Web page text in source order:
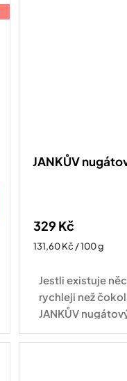
JANKŮV
329 Kč
Měrná
131,60 Kč / 100 g
Jestli existuje
rychleji než
JANKŮV
skleničce na vás
tříbarevný